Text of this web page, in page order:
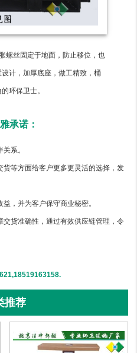
螺丝固定于地面，防止移位，也
计，加厚底座，做工精致，桶
环保卫士。
承诺：
系。
等方面给客户更多更灵活的选择，发
，并为客户保守商业秘密。
货准确性，通过有效供应链管理，令
推荐